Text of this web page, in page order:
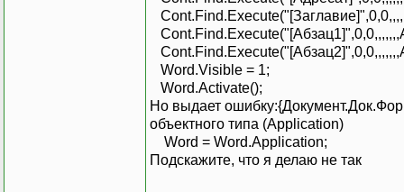
Word.Visible = 1;
Word.Activate();
Но выдает
объектного типа (Application)
Word = Word.Application;
Подскажите, что я делаю не так